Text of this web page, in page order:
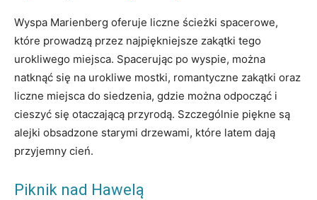
Wyspa Marienberg oferuje liczne ścieżki spacerowe,
które prowadzą przez najpiękniejsze zakątki tego
urokliwego miejsca. Spacerując po wyspie, można
natknąć się na urokliwe mostki, romantyczne zakątki oraz
liczne miejsca do siedzenia, gdzie można odpocząć i
cieszyć się otaczającą przyrodą. Szczególnie piękne są
alejki obsadzone starymi drzewami, które latem dają
przyjemny cień.
Piknik nad Hawelą